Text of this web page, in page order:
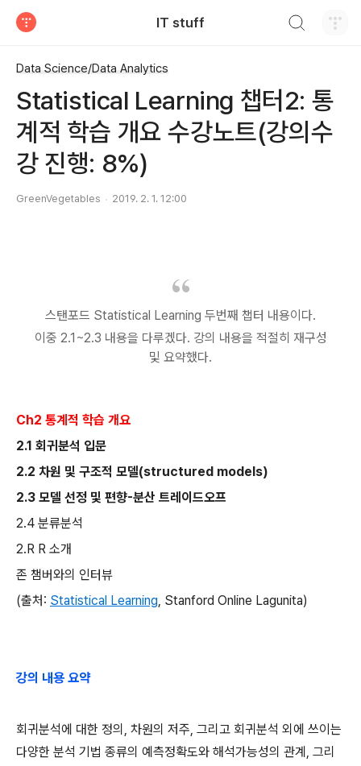
IT stuff
Data Science/Data Analytics
Statistical Learning 챕터2: 통
계적 학습 개요 수강노트(강의수
강 진행: 8%)
GreenVegetables 2019. 2. 1. 12:00
스탠포드 Statistical Learning 두번째 챕터 내용이다.
이중 2.1~2.3 내용을 다루겠다. 강의 내용을 적절히 재구성
및 요약했다.
Ch2 통계적 학습 개요
2.1 회귀분석 입문
2.2 차원 및 구조적 모델(structured models)
2.3 모델 선정 및 편향-분산 트레이드오프
2.4 분류분석
2.R R 소개
존 챔버와의 인터뷰
(출처: Statistical Learning, Stanford Online Lagunita)
강의 내용 요약
회귀분석에 대한 정의 , 차원의 저주, 그리고 회귀분석 외에 쓰이는
다양한 분석 기법 종류의 예측정확도와 해석가능성의 관계 , 그리